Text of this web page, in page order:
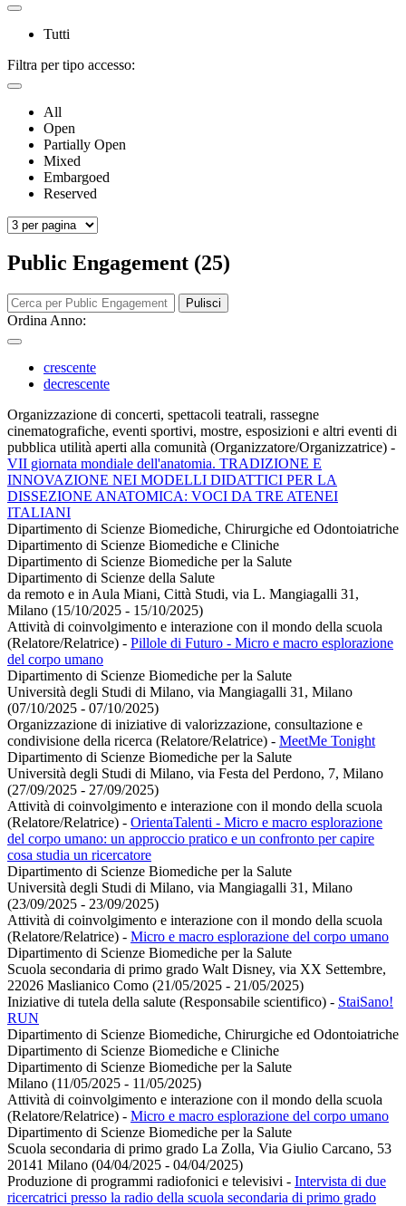
Tutti
Filtra per tipo accesso:
All
Open
Partially Open
Mixed
Embargoed
Reserved
Public Engagement (25)
Pulisci
Ordina Anno:
crescente
decrescente
Organizzazione di concerti, spettacoli teatrali, rassegne
cinematografiche, eventi sportivi, mostre, esposizioni e altri eventi di
pubblica utilità aperti alla comunità (Organizzatore/Organizzatrice) -
VII giornata mondiale dell'anatomia. TRADIZIONE E
INNOVAZIONE NEI MODELLI DIDATTICI PER LA
DISSEZIONE ANATOMICA: VOCI DA TRE ATENEI
ITALIANI
Dipartimento di Scienze Biomediche, Chirurgiche ed Odontoiatriche
Dipartimento di Scienze Biomediche e Cliniche
Dipartimento di Scienze Biomediche per la Salute
Dipartimento di Scienze della Salute
da remoto e in Aula Miani, Città Studi, via L. Mangiagalli 31,
Milano (15/10/2025 - 15/10/2025)
Attività di coinvolgimento e interazione con il mondo della scuola
(Relatore/Relatrice) - Pillole di Futuro - Micro e macro esplorazione
del corpo umano
Dipartimento di Scienze Biomediche per la Salute
Università degli Studi di Milano, via Mangiagalli 31, Milano
(07/10/2025 - 07/10/2025)
Organizzazione di iniziative di valorizzazione, consultazione e
condivisione della ricerca (Relatore/Relatrice) - MeetMe Tonight
Dipartimento di Scienze Biomediche per la Salute
Università degli Studi di Milano, via Festa del Perdono, 7, Milano
(27/09/2025 - 27/09/2025)
Attività di coinvolgimento e interazione con il mondo della scuola
(Relatore/Relatrice) - OrientaTalenti - Micro e macro esplorazione
del corpo umano: un approccio pratico e un confronto per capire
cosa studia un ricercatore
Dipartimento di Scienze Biomediche per la Salute
Università degli Studi di Milano, via Mangiagalli 31, Milano
(23/09/2025 - 23/09/2025)
Attività di coinvolgimento e interazione con il mondo della scuola
(Relatore/Relatrice) - Micro e macro esplorazione del corpo umano
Dipartimento di Scienze Biomediche per la Salute
Scuola secondaria di primo grado Walt Disney, via XX Settembre,
22026 Maslianico Como (21/05/2025 - 21/05/2025)
Iniziative di tutela della salute (Responsabile scientifico) - StaiSano!
RUN
Dipartimento di Scienze Biomediche, Chirurgiche ed Odontoiatriche
Dipartimento di Scienze Biomediche e Cliniche
Dipartimento di Scienze Biomediche per la Salute
Milano (11/05/2025 - 11/05/2025)
Attività di coinvolgimento e interazione con il mondo della scuola
(Relatore/Relatrice) - Micro e macro esplorazione del corpo umano
Dipartimento di Scienze Biomediche per la Salute
Scuola secondaria di primo grado La Zolla, Via Giulio Carcano, 53
20141 Milano (04/04/2025 - 04/04/2025)
Produzione di programmi radiofonici e televisivi - Intervista di due
ricercatrici presso la radio della scuola secondaria di primo grado